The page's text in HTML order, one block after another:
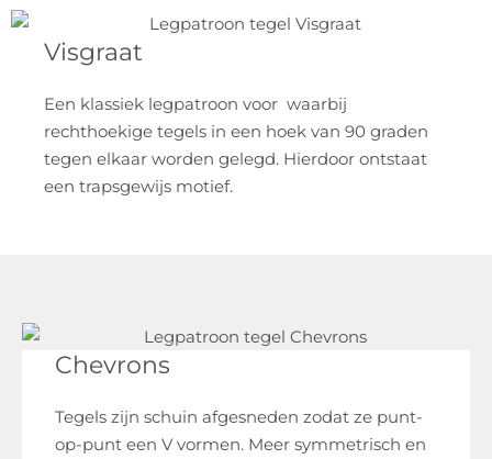
Visgraat
Een klassiek legpatroon voor waarbij
rechthoekige tegels in een hoek van 90 graden
tegen elkaar worden gelegd. Hierdoor ontstaat
een trapsgewijs motief.
Chevrons
Tegels zijn schuin afgesneden zodat ze punt-
op-punt een V vormen. Meer symmetrisch en